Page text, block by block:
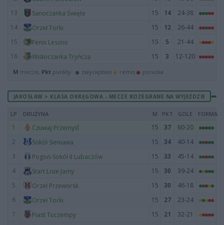
13
Sanoczanka Święte 15 14
24-38
14
Orzeł Torki 15 12
26-44
15
Fenix Leszno 15 5
21-44
16
Wisłoczanka Tryńcza 15 3 12-120
M mecze, Pkt punkty · zwycięstwo remis porażka
JAROSŁAW > KLASA OKRĘGOWA - MECZE ROZEGRANE NA WYJEŹDZIE
LP DRUŻYNA M PKT GOLE FORMA
1 Czuwaj Przemyśl 15 37
60-20
2
Sokół Sieniawa 15 34
40-14
3
Pogoń-Sokół II Lubaczów 15 33
45-14
4
Start Lisie Jamy 15 30
39-24
5
Orzeł Przeworsk 15 30
46-18
6
Orzeł Torki 15 27
23-24
7
Piast Tuczempy 15 21
32-21